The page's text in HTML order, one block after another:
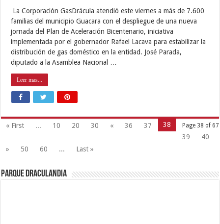
La Corporación GasDrácula atendió este viernes a más de 7.600
familias del municipio Guacara con el despliegue de una nueva
jornada del Plan de Aceleración Bicentenario, iniciativa
implementada por el gobernador Rafael Lacava para estabilizar la
distribución de gas doméstico en la entidad. José Parada,
diputado a la Asamblea Nacional …
Leer mas...
Page 38 of 67
« First ... 10 20 30 « 36 37
38
39
40
»
50 60 ... Last »
Parque Draculandia